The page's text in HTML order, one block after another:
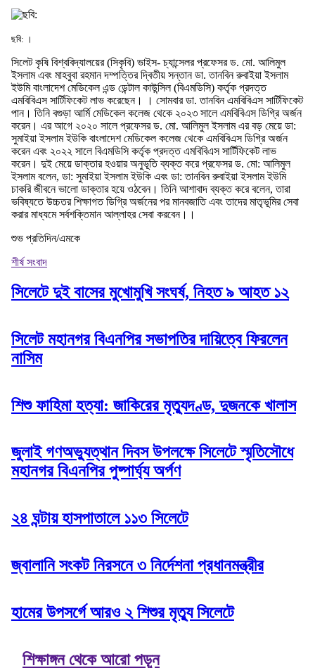
ছবি: ।
সিলেট কৃষি বিশ্ববিদ্যালয়ের (সিকৃবি) ভাইস- চ্যান্সেলর প্রফেসর ড. মো. আলিমুল
ইসলাম এবং মাহবুবা রহমান দম্পত্তির দ্বিতীয় সন্তান ডা. তানবিন রুবাইয়া ইসলাম
ইউমি বাংলাদেশ মেডিকেল এন্ড ডেন্টাল কাউন্সিল (বিএমডিসি) কর্তৃক প্রদত্ত
এমবিবিএস সার্টিফিকেট লাভ করেছেন। । সোমবার ডা. তানবিন এমবিবিএস সার্টিফিকেট
পান। তিনি বগুড়া আর্মি মেডিকেল কলেজ থেকে ২০২৩ সালে এমবিবিএস ডিগ্রি অর্জন
করেন। এর আগে ২০২০ সালে প্রফেসর ড. মো. আলিমুল ইসলাম এর বড় মেয়ে ডা:
সুমাইয়া ইসলাম ইউকি বাংলাদেশ মেডিকেল কলেজ থেকে এমবিবিএস ডিগ্রি অর্জন
করেন এবং ২০২২ সালে বিএমডিসি কর্তৃক প্রদত্ত এমবিবিএস সার্টিফিকেট লাভ
করেন। দুই মেয়ে ডাক্তার হওয়ার অনুভূতি ব্যক্ত করে প্রফেসর ড. মো: আলিমুল
ইসলাম বলেন, ডা: সুমাইয়া ইসলাম ইউকি এবং ডা: তানবিন রুবাইয়া ইসলাম ইউমি
চাকরি জীবনে ভালো ডাক্তার হয়ে ওঠবেন। তিনি আশাবাদ ব্যক্ত করে বলেন, তারা
ভবিষ্যতে উচ্চতর শিক্ষাগত ডিগ্রি অর্জনের পর মানবজাতি এবং তাদের মাতৃভূমির সেবা
করার মাধ্যমে সর্বশক্তিমান আল্লাহর সেবা করবেন।।
শুভ প্রতিদিন/এমকে
শীর্ষ সংবাদ
সিলেটে দুই বাসের মুখোমুখি সংঘর্ষ, নিহত ৯ আহত ১২
সিলেট মহানগর বিএনপির সভাপতির দায়িত্বে ফিরলেন
নাসিম
শিশু ফাহিমা হত্যা: জাকিরের মৃত্যুদণ্ড, দুজনকে খালাস
জুলাই গণঅভ্যুত্থান দিবস উপলক্ষে সিলেটে স্মৃতিসৌধে
মহানগর বিএনপির পুষ্পার্ঘ্য অর্পণ
২৪ ঘন্টায় হাসপাতালে ১১৩ সিলেটে
জ্বালানি সংকট নিরসনে ৩ নির্দেশনা প্রধানমন্ত্রীর
হামের উপসর্গে আরও ২ শিশুর মৃত্যু সিলেটে
শিক্ষাঙ্গন থেকে আরো পড়ুন